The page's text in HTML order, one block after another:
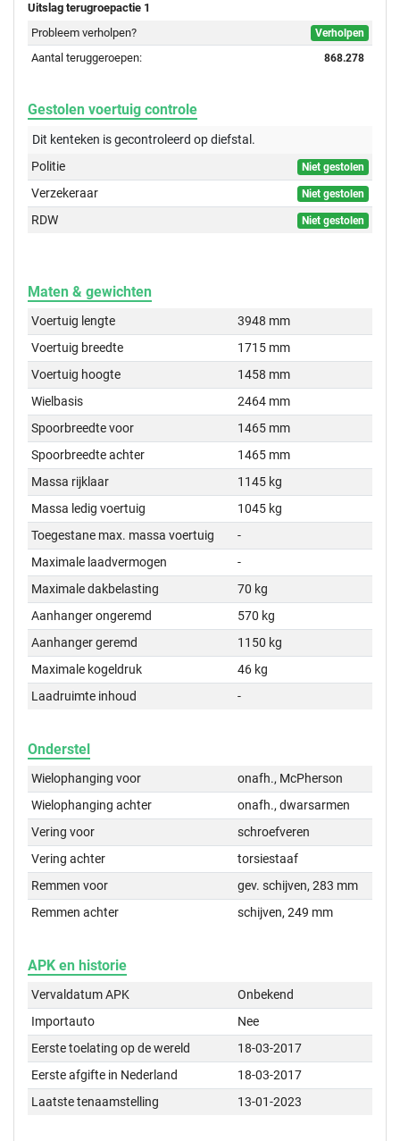
Uitslag terugroepactie 1
Probleem verholpen?
Verholpen
Aantal teruggeroepen: 868.278
Gestolen voertuig controle
Dit kenteken is gecontroleerd opdiefstal.
Politie
Niet gestolen
Verzekeraar Niet gestolen
RDW Niet gestolen
Maten & gewichten
Voertuig lengte
3948 mm
Voertuig breedte
1715 mm
Voertuig hoogte
1458 mm
Wielbasis
2464 mm
Spoorbreedte voor
1465 mm
Spoorbreedte achter
1465 mm
Massa rijklaar
1145 kg
Massa ledig voertuig
1045 kg
Toegestane max. massa voertuig
-
Maximale laadvermogen
-
Maximale dakbelasting
70 kg
Aanhanger ongeremd
570 kg
Aanhanger geremd
1150 kg
Maximale kogeldruk
46 kg
Laadruimte inhoud
-
Onderstel
Wielophanging voor
onafh., McPherson
Wielophanging achter
onafh., dwarsarmen
Vering voor
schroefveren
Vering achter
torsiestaaf
Remmen voor
gev. schijven, 283 mm
Remmen achter
schijven, 249 mm
APK en historie
Vervaldatum APK
Onbekend
Importauto
Nee
Eerste toelating op de wereld
18-03-2017
Eerste afgifte in Nederland
18-03-2017
Laatste tenaamstelling
13-01-2023